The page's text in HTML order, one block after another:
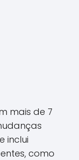
mais de 7
inclui
como